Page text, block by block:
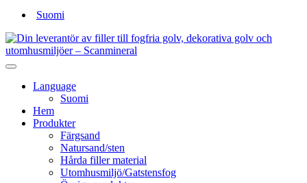
Suomi
Language
Suomi
Hem
Produkter
Färgsand
Natursand/sten
Hårda filler material
Utomhusmiljö/Gatstensfog